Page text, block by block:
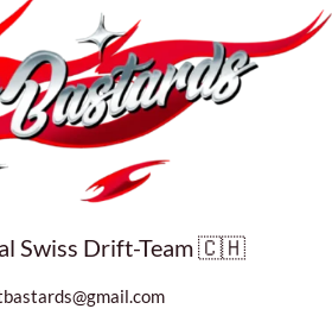
Swiss Drift-Team 🇨🇭